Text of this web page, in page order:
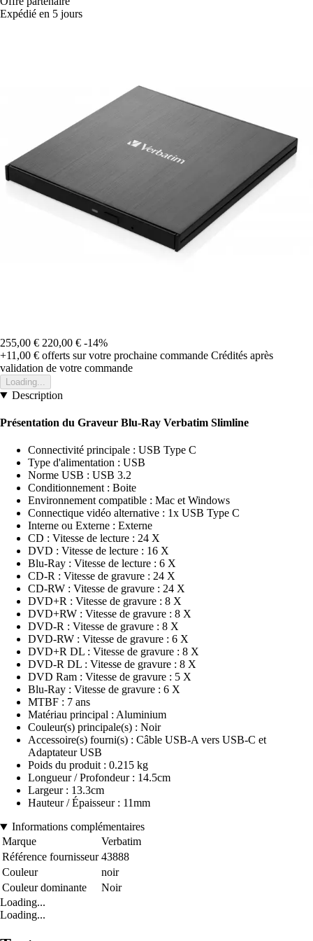
Expédié en 5 jours
255,00 € 220,00 € -14%
+11,00 € offerts sur votre prochaine commande Crédités après
validation de votre commande
Loading...
Description
Présentation du Graveur Blu-Ray Verbatim Slimline
Connectivité principale : USB Type C
Type d'alimentation : USB
Norme USB : USB 3.2
Conditionnement : Boite
Environnement compatible : Mac et Windows
Connectique vidéo alternative : 1x USB Type C
Interne ou Externe : Externe
CD : Vitesse de lecture : 24 X
DVD : Vitesse de lecture : 16 X
Blu-Ray : Vitesse de lecture : 6 X
CD-R : Vitesse de gravure : 24 X
CD-RW : Vitesse de gravure : 24 X
DVD+R : Vitesse de gravure : 8 X
DVD+RW : Vitesse de gravure : 8 X
DVD-R : Vitesse de gravure : 8 X
DVD-RW : Vitesse de gravure : 6 X
DVD+R DL : Vitesse de gravure : 8 X
DVD-R DL : Vitesse de gravure : 8 X
DVD Ram : Vitesse de gravure : 5 X
Blu-Ray : Vitesse de gravure : 6 X
MTBF : 7 ans
Matériau principal : Aluminium
Couleur(s) principale(s) : Noir
Accessoire(s) fourni(s) : Câble USB-A vers USB-C et
Adaptateur USB
Poids du produit : 0.215 kg
Longueur / Profondeur : 14.5cm
Largeur : 13.3cm
Hauteur / Épaisseur : 11mm
Informations complémentaires
Marque
Verbatim
Référence fournisseur 43888
Couleur
noir
Couleur dominante
Noir
Loading...
Loading...